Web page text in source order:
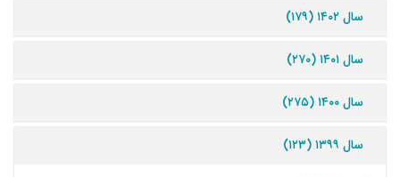
سال ۱۴۰۲ (۱۷۹)
سال ۱۴۰۱ (۲۷۰)
سال ۱۴۰۰ (۲۷۵)
سال ۱۳۹۹ (۱۲۳)